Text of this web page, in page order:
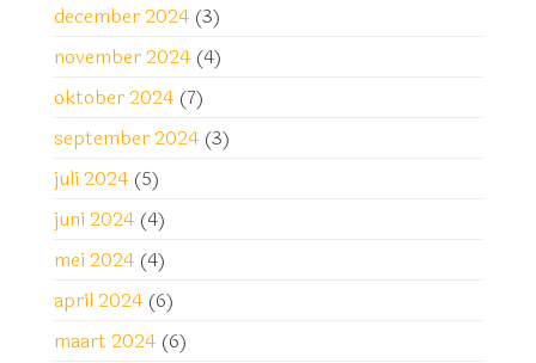
december 2024 (3)
november 2024 (4)
oktober 2024 (7)
september 2024 (3)
juli 2024 (5)
juni 2024 (4)
mei 2024 (4)
april 2024 (6)
maart 2024 (6)